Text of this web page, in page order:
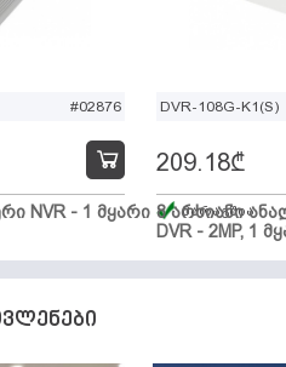
#02876
NVR - 1 მყარი
DVR-108G-K1(S)
8 არხიანი
DVR - 2MP, 1
209.18₾
მარაგშია